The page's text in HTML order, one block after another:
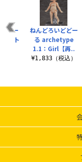
どー
ット
ねんどろいどどー
る archetype
1.1：Girl【再..
¥1,833（税込）